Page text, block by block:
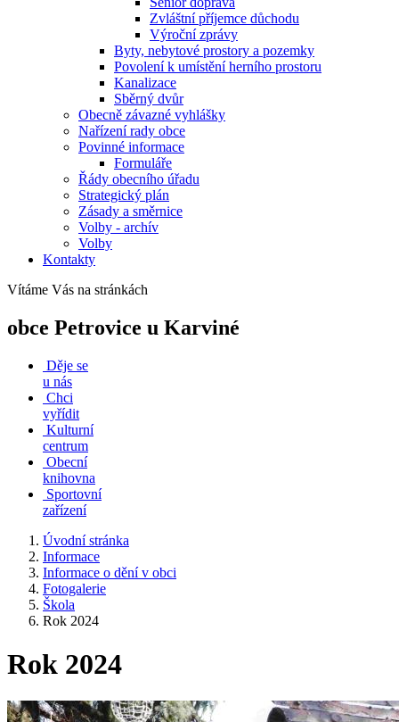
Zvláštní příjemce důchodu
Výroční zprávy
Byty, nebytové prostory a pozemky
Povolení k umístění herního prostoru
Kanalizace
Sběrný dvůr
Obecně závazné vyhlášky
Nařízení rady obce
Povinné informace
Formuláře
Řády obecního úřadu
Strategický plán
Zásady a směrnice
Volby - archív
Volby
Kontakty
Vítáme Vás na stránkách
obce Petrovice u Karviné
Děje se
u nás
Chci
vyřídit
Kulturní
centrum
Obecní
knihovna
Sportovní
zařízení
Úvodní stránka
Informace
Informace o dění v obci
Fotogalerie
Škola
Rok 2024
Rok 2024